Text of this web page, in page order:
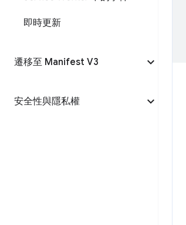
即時更新
遷移至 Manifest V3
安全性與隱私權